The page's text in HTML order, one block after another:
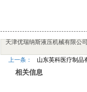
天津优瑞纳斯液压机械有限公
上一条： 山东英科医疗制品
相关信息